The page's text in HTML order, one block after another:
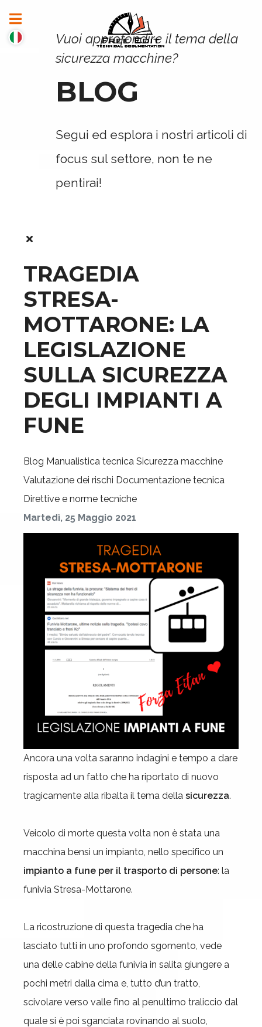
Vuoi approfondire il tema della
sicurezza macchine?
BLOG
Segui ed esplora i nostri articoli di
focus sul settore, non te ne
pentirai!
TRAGEDIA
STRESA-
MOTTARONE: LA
LEGISLAZIONE
SULLA SICUREZZA
DEGLI IMPIANTI A
FUNE
Blog Manualistica tecnica Sicurezza macchine
Valutazione dei rischi Documentazione tecnica
Direttive e norme tecniche
Martedì, 25 Maggio 2021
Ancora una volta saranno indagini e tempo a dare
risposta ad un fatto che ha riportato di nuovo
tragicamente alla ribalta il tema della sicurezza.
Veicolo di morte questa volta non è stata una
macchina bensì un impianto, nello specifico un
impianto a fune per il trasporto di persone: la
funivia Stresa-Mottarone.
La ricostruzione di questa tragedia che ha
lasciato tutti in uno profondo sgomento, vede
una delle cabine della funivia in salita giungere a
pochi metri dalla cima e, tutto d’un tratto,
scivolare verso valle fino al penultimo traliccio dal
quale si è poi sganciata rovinando al suolo,